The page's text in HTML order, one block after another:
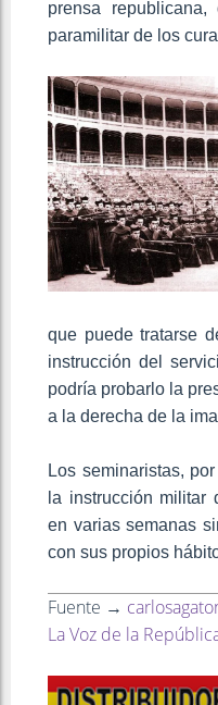
prensa
paramilitar de los
que puede tratarse
instrucción del
podría probarlo la
a la derecha de la
Los seminaristas,
la instrucción militar
en varias semanas
con sus propios
Fuente →
La Voz de la